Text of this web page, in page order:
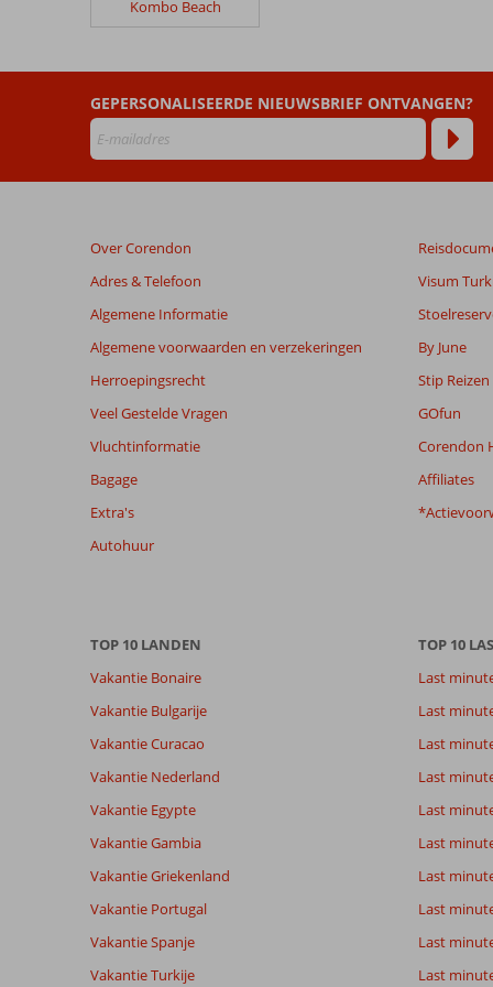
Palm
Beoordelingen
die
ouder
zijn
maanden
worden
niet
meer
weergegeven
om
de
relevantie
van
de
beoordelingen.
Totale score
Gebaseerd op:
beoordelingen
9,3
Uitstekend
Kamers
Ervaringen
van onze
klanten
Taal
Kombo Beach
GEPERSONALISEERDE NIEUWSBRIEF ONTVANGEN?
Over Corendon
Adres & Telefoon
Algemene Informatie
Algemene voorwaarden en verzekeringen
Herroepingsrecht
Veel Gestelde Vragen
Vluchtinformatie
Bagage
Extra's
Autohuur
Visum
By June
Stip Reizen
GOfun
Corendon
Affiliates
TOP 10 LANDEN
Vakantie Bonaire
Vakantie Bulgarije
Vakantie Curacao
Vakantie Nederland
Vakantie Egypte
Vakantie Gambia
Vakantie Griekenland
Vakantie Portugal
Vakantie Spanje
Vakantie Turkije
TOP 10
Last
Last
Last
Last
Last
Last
Last
Last
Last
Last